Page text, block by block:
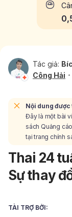
Tác giả:
Công Hải
Nội dung được
Đây là một bài
sách Quảng
tại trang chính
Thai 24
Sự thay
TÀI TRỢ BỞI: